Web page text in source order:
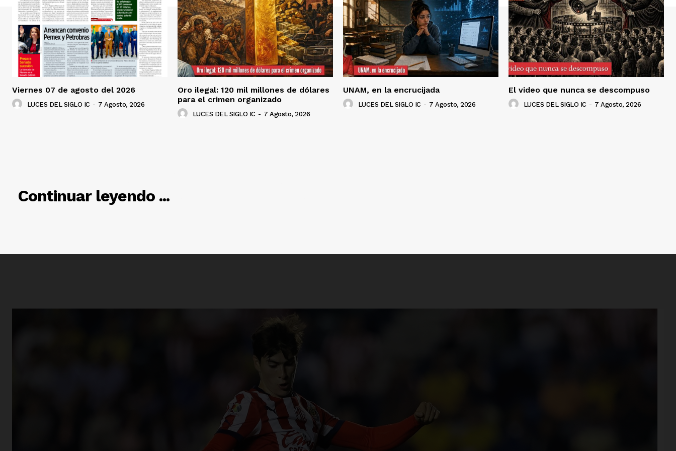
Viernes 07 de agosto del 2026
LUCES DEL SIGLO IC - 7 Agosto, 2026
Oro ilegal: 120 mil millones de dólares
para el crimen organizado
LUCES DEL SIGLO IC - 7 Agosto, 2026
UNAM, en la encrucijada
LUCES DEL SIGLO IC - 7 Agosto, 2026
El video que nunca se descompuso
LUCES DEL SIGLO IC - 7 Agosto, 2026
Continuar leyendo ...
RELACIONADO